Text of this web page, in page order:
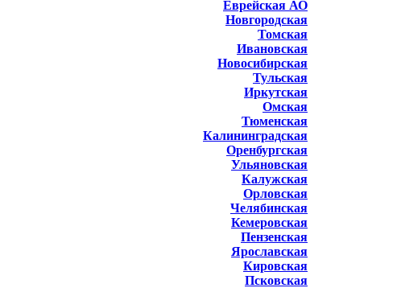
Еврейская АО
Новгородская
Томская
Ивановская
Новосибирская
Тульская
Иркутская
Омская
Тюменская
Калининградская
Оренбургская
Ульяновская
Калужская
Орловская
Челябинская
Кемеровская
Пензенская
Ярославская
Кировская
Псковская